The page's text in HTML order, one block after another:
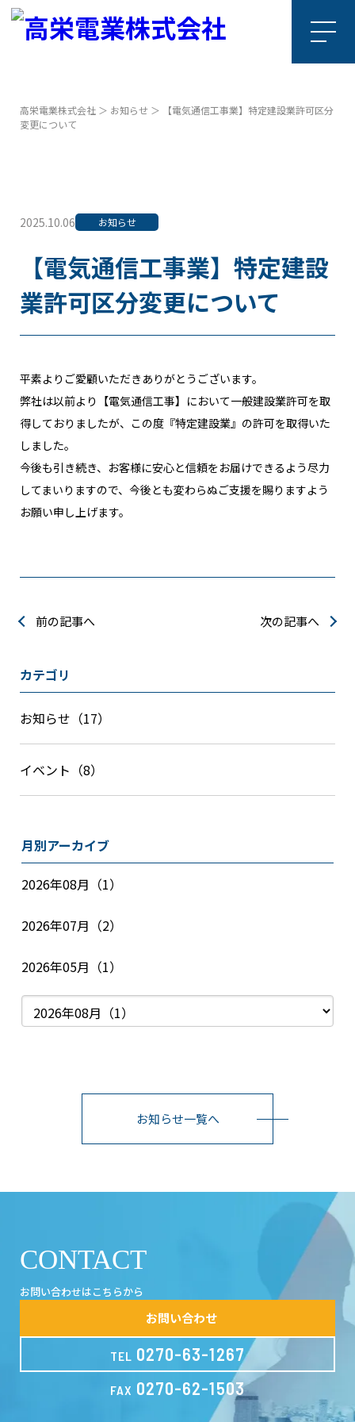
高栄電業株式会社 ＞ お知らせ ＞ 【電気通信工事業】特定建設業許可区分
変更について
2025.10.06 お知らせ
【電気通信工事業】特定建設
業許可区分変更について
平素よりご愛顧いただきありがとうございます。
弊社は以前より【電気通信工事】において一般建設業許可を取
得しておりましたが、この度『特定建設業』の許可を取得いた
しました。
今後も引き続き、お客様に安心と信頼をお届けできるよう尽力
してまいりますので、今後とも変わらぬご支援を賜りますよう
お願い申し上げます。
前の記事へ 次の記事へ
カテゴリ
お知らせ（17）
イベント（8）
月別アーカイブ
2026年08月（1）
2026年07月（2）
2026年05月（1）
お知らせ一覧へ
CONTACT
お問い合わせはこちらから
お問い合わせ
TEL 0270-63-1267
FAX 0270-62-1503